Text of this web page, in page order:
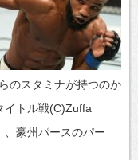
のスタミナが持つのか
イトル戦(C)Zuffa
豪州パースのパー